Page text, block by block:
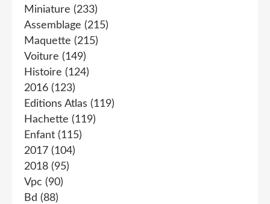
Miniature (233)
Assemblage (215)
Maquette (215)
Voiture (149)
Histoire (124)
2016 (123)
Editions Atlas (119)
Hachette (119)
Enfant (115)
2017 (104)
2018 (95)
Vpc (90)
Bd (88)